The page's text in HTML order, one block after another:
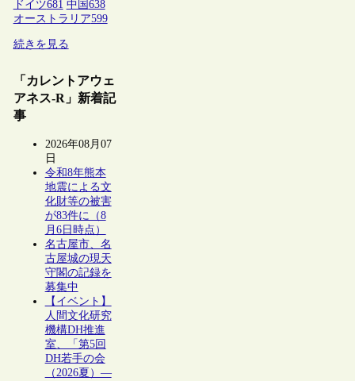
ドイツ681 中国 638
オーストラリア599
続きを見る
「カレントアウェ
アネス-R」新着記
事
2026年08月07
日
令和8年熊本
地震による文
化財等の被害
が83件に（8
月6日時点）
名古屋市、名
古屋城の現天
守閣の記録を
募集中
【イベント】
人間文化研究
機構DH推進
室、「第5回
DH若手の会
（2026夏）―